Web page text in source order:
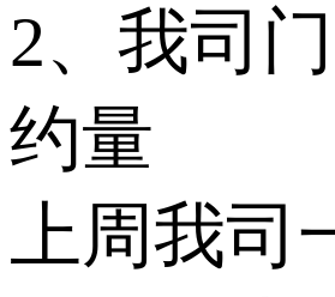
2、我司
约量
上周我司